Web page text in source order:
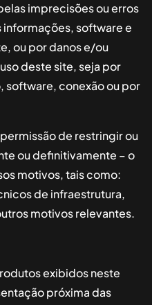
imprecisões ou erros
software e
ou por danos e/ou
deste site, seja por
software, conexão ou por
de restringir ou
ou definitivamente – o
motivos, tais como:
de infraestrutura,
motivos relevantes.
exibidos neste
próxima das